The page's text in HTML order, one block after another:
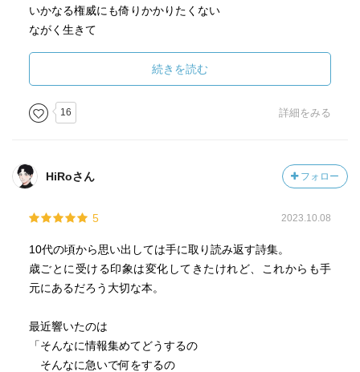
いかなる権威にも倚りかかりたくない
ながく生きて
じぶんの二本足のみで立っていて
なに不都合のことやある
倚りかかるとすれば
椅子の背もたれだけ
感する。簡潔だからこそ、一つ一つの言葉の純度が高まる
のかもしれない。
倚りかかるとすれば椅子の背もたれだけ、なんて、この詩
を書いた茨城のり子さんの年齢になった時、自分に言える
本書からは、厳しい時代を潜り抜けてきた茨木のり子さん
の、背を伸ばしてすっくと立つ姿が浮かび上がってくるよ
続きを読む
16 詳細をみる
HiRoさん フォロー
5 2023.10.08
10代の頃から思い出しては手に取り読み返す詩集。
歳ごとに受ける印象は変化してきたけれど、これからも手
元にあるだろう大切な本。
最近響いたのは
「そんなに情報集めてどうするの
そんなに急いで何をするの